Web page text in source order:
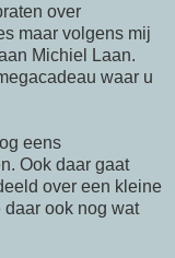
over
maar volgens mij
Michiel
Laan.
waar u
eens
Ook daar gaat
over een kleine
ook nog wat